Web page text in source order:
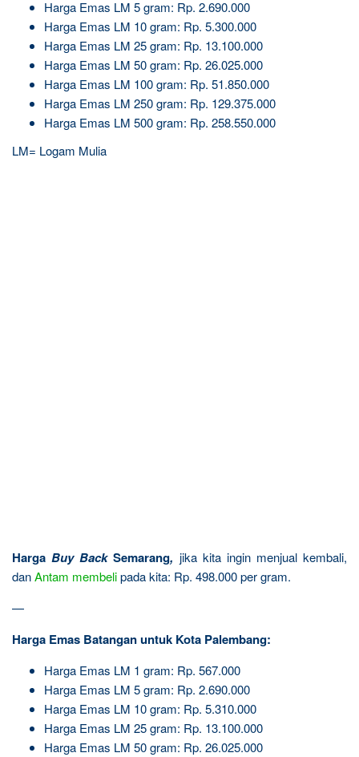
Harga Emas LM 5 gram: Rp. 2.690.000
Harga Emas LM 10 gram: Rp. 5.300.000
Harga Emas LM 25 gram: Rp. 13.100.000
Harga Emas LM 50 gram: Rp. 26.025.000
Harga Emas LM 100 gram: Rp. 51.850.000
Harga Emas LM 250 gram: Rp. 129.375.000
Harga Emas LM 500 gram: Rp. 258.550.000
LM= Logam Mulia
HargaBuy BackSemarang, jika kita ingin menjual kembali,
danAntam membelipada kita: Rp. 498.000 per gram.
—
Harga Emas Batangan untuk Kota Palembang:
Harga Emas LM 1 gram: Rp. 567.000
Harga Emas LM 5 gram: Rp. 2.690.000
Harga Emas LM 10 gram: Rp. 5.310.000
Harga Emas LM 25 gram: Rp. 13.100.000
Harga Emas LM 50 gram: Rp. 26.025.000